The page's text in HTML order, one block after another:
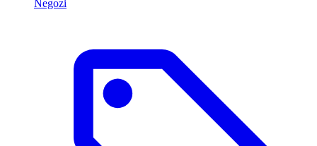
Negozi